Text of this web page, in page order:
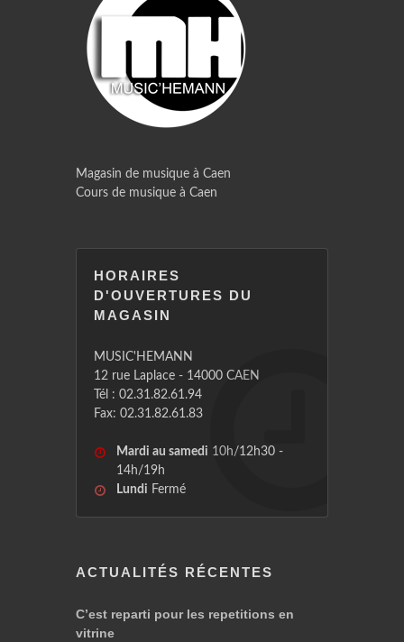
Magasin de musique à Caen
Cours de musique à Caen
HORAIRES
D'OUVERTURES DU
MAGASIN
MUSIC'HEMANN
12 rue Laplace - 14000 CAEN
Tél : 02.31.82.61.94
Fax: 02.31.82.61.83
Mardi au samedi 10h/12h30 -
14h/19h
Lundi Fermé
ACTUALITÉS RÉCENTES
C’est reparti pour les repetitions en
vitrine